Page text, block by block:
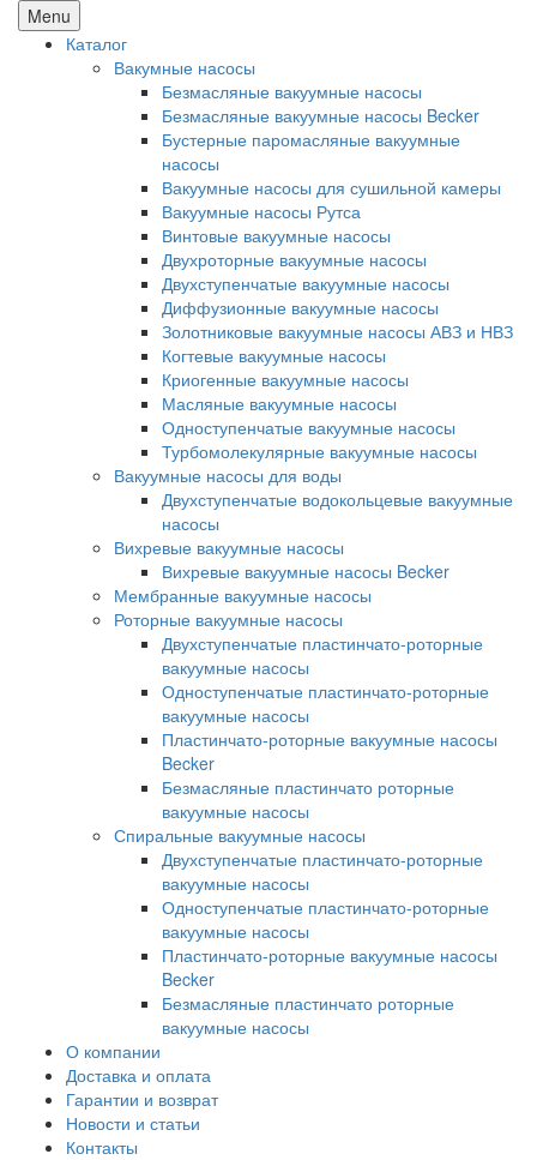
Menu
Каталог
Вакумные насосы
Безмасляные вакуумные насосы
Безмасляные вакуумные насосы Becker
Бустерные паромасляные вакуумные
насосы
Вакуумные насосы для сушильной камеры
Вакуумные насосы Рутса
Винтовые вакуумные насосы
Двухроторные вакуумные насосы
Двухступенчатые вакуумные насосы
Диффузионные вакуумные насосы
Золотниковые вакуумные насосы АВЗ и НВЗ
Когтевые вакуумные насосы
Криогенные вакуумные насосы
Масляные вакуумные насосы
Одноступенчатые вакуумные насосы
Турбомолекулярные вакуумные насосы
Вакуумные насосы для воды
Двухступенчатые водокольцевые вакуумные
насосы
Вихревые вакуумные насосы
Вихревые вакуумные насосы Becker
Мембранные вакуумные насосы
Роторные вакуумные насосы
Двухступенчатые пластинчато-роторные
вакуумные насосы
Одноступенчатые пластинчато-роторные
вакуумные насосы
Пластинчато-роторные вакуумные насосы
Becker
Безмасляные пластинчато роторные
вакуумные насосы
Спиральные вакуумные насосы
Двухступенчатые пластинчато-роторные
вакуумные насосы
Одноступенчатые пластинчато-роторные
вакуумные насосы
Пластинчато-роторные вакуумные насосы
Becker
Безмасляные пластинчато роторные
вакуумные насосы
О компании
Доставка и оплата
Гарантии и возврат
Новости и статьи
Контакты